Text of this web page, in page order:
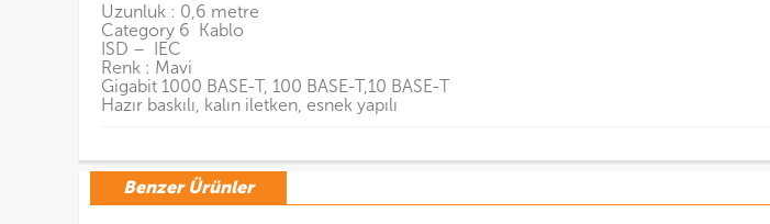
Uzunluk : 0,6 metre
Category 6 Kablo
ISD – IEC
Renk : Mavi
Gigabit 1000 BASE-T, 100 BASE-T,10 BASE-T
Hazır baskılı, kalın iletken, esnek yapılı
Benzer Ürünler